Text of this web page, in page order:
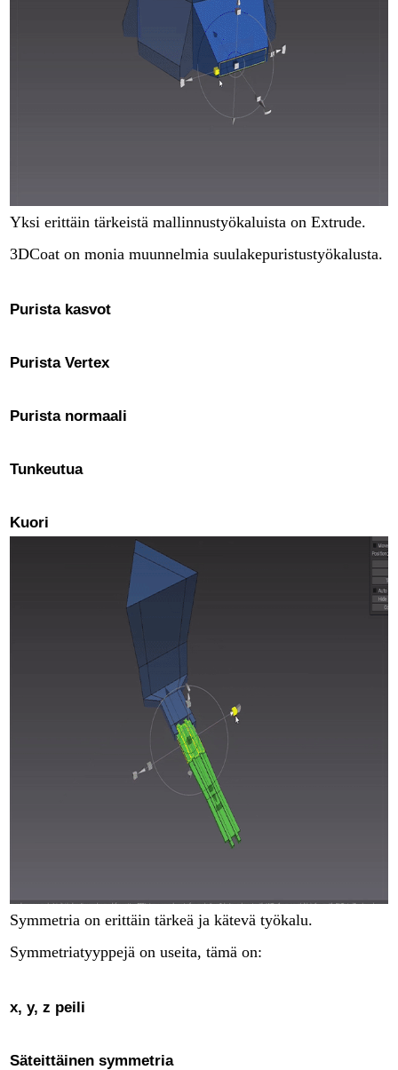
Yksi erittäin tärkeistä mallinnustyökaluista on Extrude.
3DCoat on monia muunnelmia suulakepuristustyökalusta.
Purista kasvot
Purista Vertex
Purista normaali
Tunkeutua
Kuori
Symmetria on erittäin tärkeä ja kätevä työkalu.
Symmetriatyyppejä on useita, tämä on:
x, y, z peili
Säteittäinen symmetria